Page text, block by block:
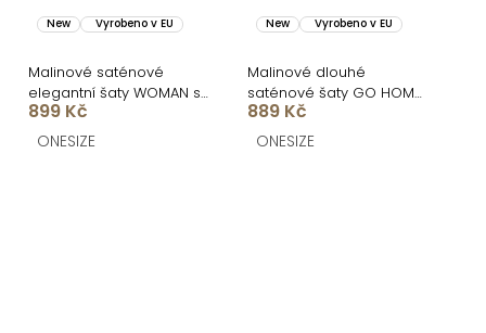
New Vyrobeno v EU
Malinové saténové
elegantní šaty WOMAN s
dlouhým rukávem
899 Kč
ONESIZE
New Vyrobeno v EU
Malinové dlouhé
saténové šaty GO HOME
s krátkým rukávem a
rozparkem
889 Kč
ONESIZE